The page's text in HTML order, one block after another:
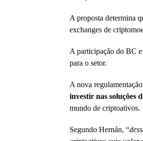
A proposta determina
exchanges de
A participação do BC e
para o setor.
A nova
investir nas soluções
mundo de criptoativos.
Segundo Hernán, “